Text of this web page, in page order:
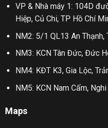
VP & Nhà máy 1: 104D
Hiệp, Củ Chi, TP Hồ Chí
NM2: 5/1 QL13 An Thạnh,
NM3: KCN Tân Đức, Đức
NM4: KĐT K3, Gia Lộc,
NM5: KCN Nam Cấm,
Maps